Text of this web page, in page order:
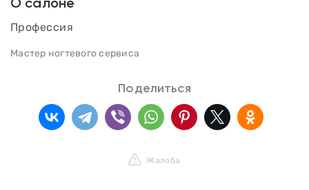
О салоне
Профессия
Мастер ногтевого сервиса
Поделиться
Жалоба